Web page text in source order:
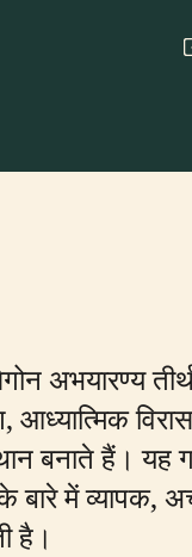
आध्यात्मिक
बनाते हैं। यह
में व्यापक,
है।